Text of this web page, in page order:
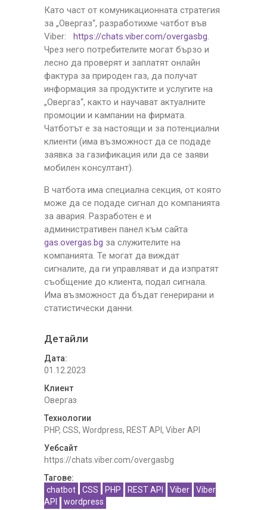
Като част от комуникационната стратегия
за „Овергаз“, разработихме чатбот във
Viber: https://chats.viber.com/overgasbg.
Чрез него потребителите могат бързо и
лесно да проверят и заплатят онлайн
фактура за природен газ, да получат
информация за продуктите и услугите на
„Овергаз“, както и научават актуалните
промоции и кампании на фирмата.
Чатботът е за настоящи и за потенциални
клиенти (има възможност да се подаде
заявка за газификация или да се заяви
мобилен консултант).
В чатбота има специална секция, от която
може да се подаде сигнал до компанията
за авария. Разработен е и
административен панел към сайта
gas.overgas.bg за служителите на
компанията. Те могат да виждат
сигналите, да ги управляват и да изпратят
съобщение до клиента, подал сигнала.
Има възможност да бъдат генерирани и
статистически данни.
Детайли
Дата:
01.12.2023
Клиент
Овергаз
Технологии
PHP, CSS, Wordpress, REST API, Viber API
Уебсайт
https://chats.viber.com/overgasbg
Тагове:
chatbot
CSS PHP REST API Viber
Viber
API
wordpress